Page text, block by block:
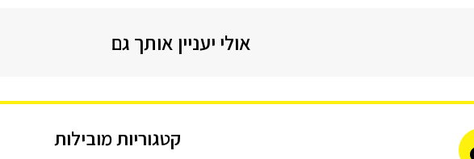
אולי יעניין אותך גם
קטגוריות מובילות